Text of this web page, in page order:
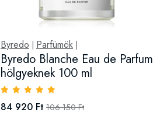
Byredo Parfümök|
Byredo Blanche Eau de Parfum
hölgyeknek 100 ml
84 920 Ft 106 150 Ft